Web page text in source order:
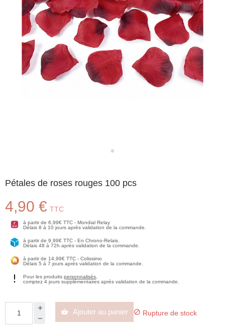
Pétales de roses rouges 100 pcs
4,90 € TTC
à partir de 6,99€ TTC - Mondial Relay
Délais 8 à 10 jours après validation de la commande.
à partir de 9,99€ TTC - En Chrono-Relais.
Délais 48 à 72h après validation de la commande.
à partir de 14,99€ TTC - Colissimo
Délais 5 à 7 jours après validation de la commande.
Pour les produits personnalisés
comptez 4 jours supplémentaires après validation de la commande.
 Ajouter au panier  Rupture de stock